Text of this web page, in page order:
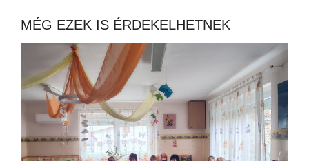
MÉG EZEK IS ÉRDEKELHETNEK